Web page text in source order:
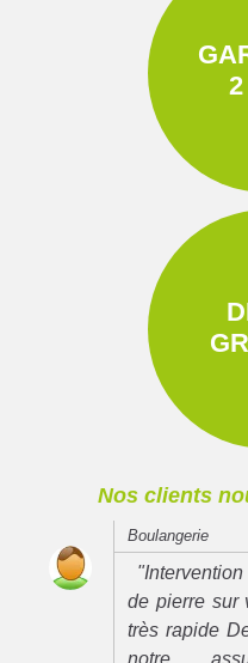
Nos clients
Boulangerie
de pierre sur
très rapide